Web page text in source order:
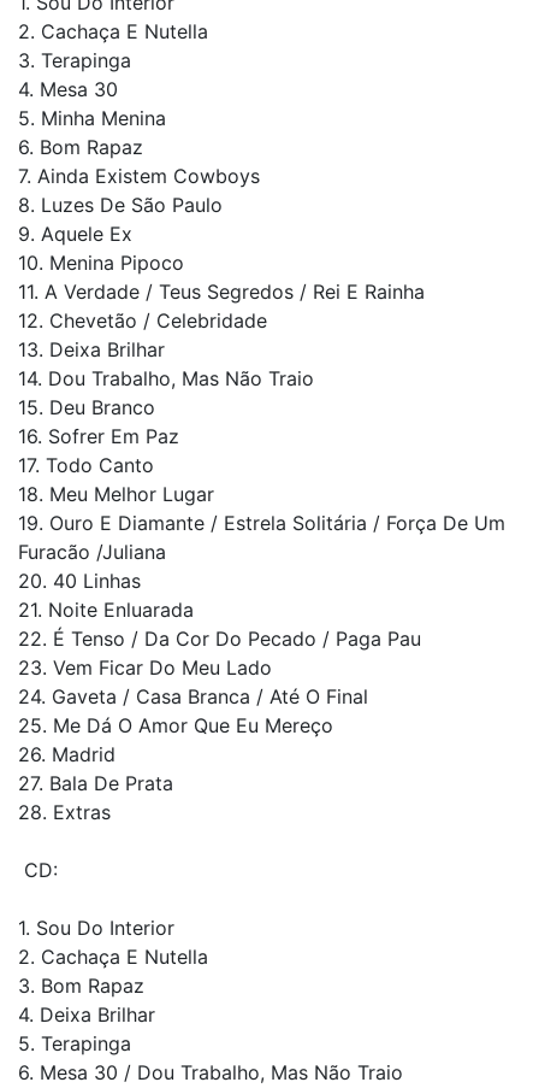
2. Cachaça E Nutella
3. Terapinga
4. Mesa 30
5. Minha Menina
6. Bom Rapaz
7. Ainda Existem Cowboys
8. Luzes De São Paulo
9. Aquele Ex
10. Menina Pipoco
11. A Verdade / Teus Segredos / Rei E Rainha
12. Chevetão / Celebridade
13. Deixa Brilhar
14. Dou Trabalho, Mas Não Traio
15. Deu Branco
16. Sofrer Em Paz
17. Todo Canto
18. Meu Melhor Lugar
19. Ouro E Diamante / Estrela Solitária / Força De Um
Furacão /Juliana
20. 40 Linhas
21. Noite Enluarada
22. É Tenso / Da Cor Do Pecado / Paga Pau
23. Vem Ficar Do Meu Lado
24. Gaveta / Casa Branca / Até O Final
25. Me Dá O Amor Que Eu Mereço
26. Madrid
27. Bala De Prata
28. Extras
CD:
1. Sou Do Interior
2. Cachaça E Nutella
3. Bom Rapaz
4. Deixa Brilhar
5. Terapinga
6. Mesa 30 / Dou Trabalho, Mas Não Traio